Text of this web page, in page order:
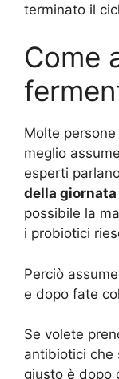
terminato il
Come
Molte
meglio
esperti
della
possibile la
i probiotici
Perciò
e dopo fate
Se volete
antibiotici che
giusto è dopo